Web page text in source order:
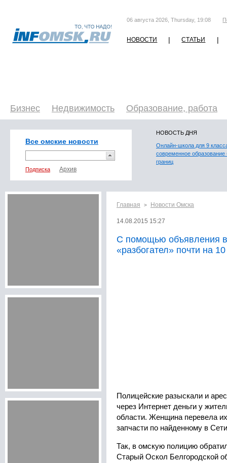
06 августа 2026, Thursday, 19:08
НОВОСТИ | СТАТЬИ |
Бизнес Недвижимость Образование, работа
Все омские новости
Подписка
НОВОСТЬ ДНЯ
Онлайн-школа для 9
современное образование
границ
Главная > Новости Омска
14.08.2015 15:27
С помощью объявления
«разбогател» почти на
Полицейские разыскали и
через Интернет деньги у
области. Женщина перевела
запчасти по найденному в
Так, в омскую полицию
Старый Оскол Белгородской